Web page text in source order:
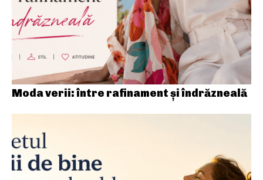
Moda verii: între rafinament și îndrăzneală